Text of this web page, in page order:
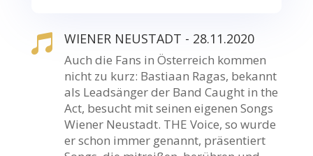
 WIENER NEUSTADT - 28.11.2020
Auch die Fans in Österreich kommen
nicht zu kurz: Bastiaan Ragas, bekannt
als Leadsänger der Band Caught in the
Act, besucht mit seinen eigenen Songs
Wiener Neustadt. THE Voice, so wurde
er schon immer genannt, präsentiert